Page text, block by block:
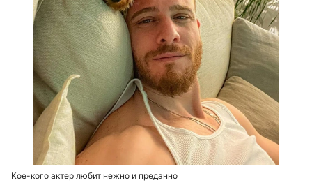
Кое-кого актер любит нежно и преданно